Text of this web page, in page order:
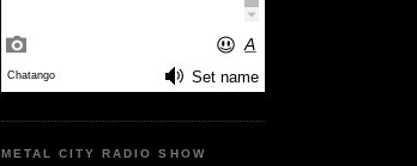
METAL CITY RADIO SHOW